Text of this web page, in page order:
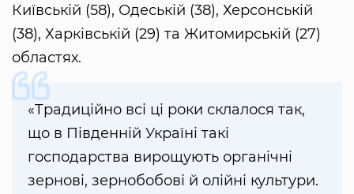
Київській (58), Одеській (38), Херсонській
(38), Харківській (29) та Житомирській (27)
областях.
«Традиційно всі ці роки склалося так,
що в Південній Україні такі
господарства вирощують органічні
зернові, зернобобові й олійні культури.